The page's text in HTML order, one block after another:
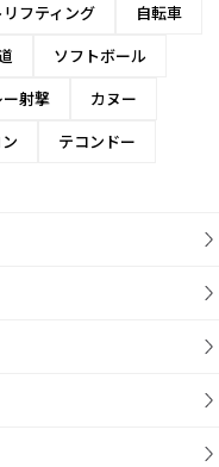
フティング
自転車
ソフトボール
ー射撃
カヌー
テコンドー